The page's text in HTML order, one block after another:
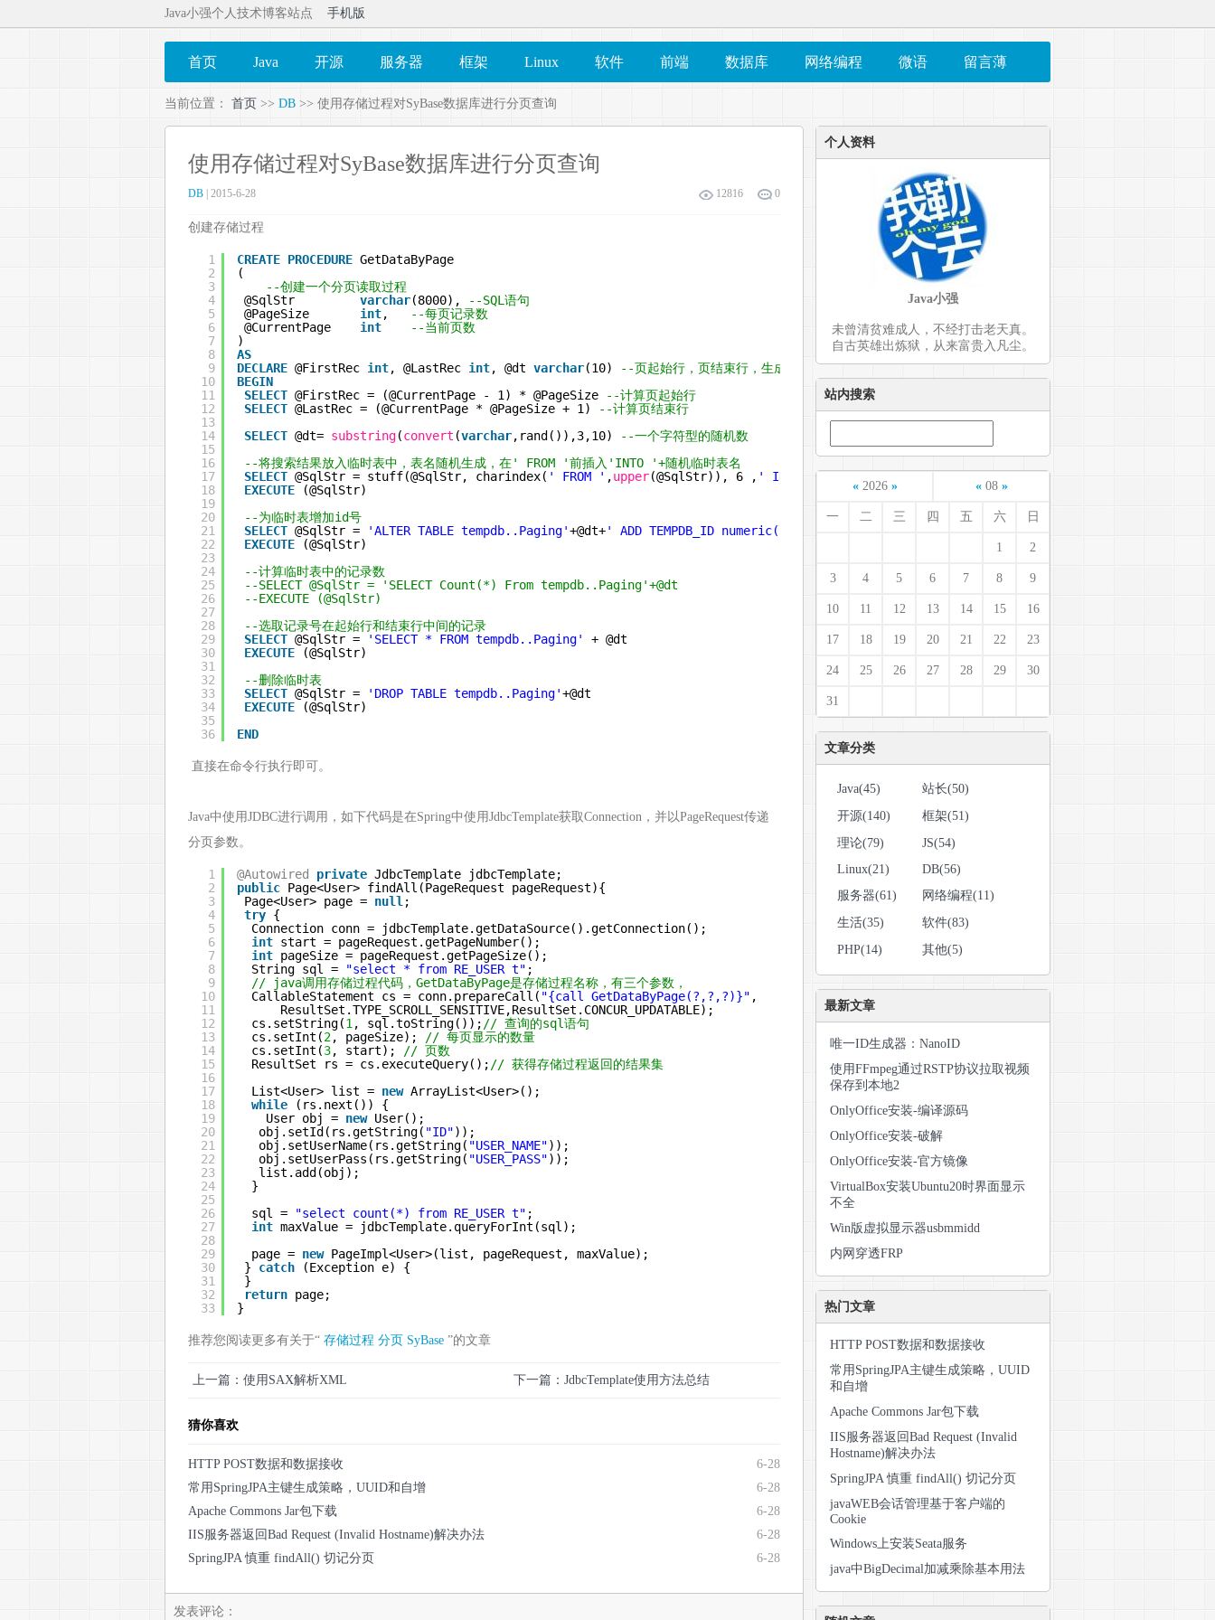
Java小强个人技术博客站点 手机版
首页 Java 开源 服务器 框架 Linux 软件 前端 数据库 网络编程 微语 留言薄
当前位置： 首页 >> DB >> 使用存储过程对SyBase数据库进行分页查询
使用存储过程对SyBase数据库进行分页查询
12816 0
DB | 2015-6-28
创建存储过程
1
2
3
4
5
6
7
8
9
10
11
12
13
14
15
16
17
18
19
20
21
22
23
24
25
26
27
28
29
30
31
32
33
34
35
36
CREATE PROCEDURE GetDataByPage
(
--创建一个分页读取过程
@SqlStr varchar(8000),
--SQL语句
@PageSize int,
--每页记录数
@CurrentPage int
--当前页数
)
AS
DECLARE @FirstRec int, @LastRec int, @dt varchar(10)
--页起始行，页结束行，生成临时表的随机数
BEGIN
SELECT @FirstRec = (@CurrentPage - 1) * @PageSize
--计算页起始行
SELECT @LastRec = (@CurrentPage * @PageSize + 1)
--计算页结束行
SELECT @dt= substring(convert (varchar,rand()),3,10)
--一个字符型的随机数
--将搜索结果放入临时表中，表名随机生成，在' FROM '前插入'INTO '+随机临时表名
SELECT @SqlStr = stuff(@SqlStr, charindex( ' FROM ' ,upper(@SqlStr)), 6 , ' INTO tempdb..Paging'
EXECUTE
(@SqlStr)
--为临时表增加id号
SELECT @SqlStr = 'ALTER TABLE tempdb..Paging'+@dt+' ADD TEMPDB_ID numeric(10) IDENTITY PRIMARY KEY'
EXECUTE
(@SqlStr)
--计算临时表中的记录数
--SELECT @SqlStr = 'SELECT Count(*) From tempdb..Paging'+@dt
--EXECUTE (@SqlStr)
--选取记录号在起始行和结束行中间的记录
SELECT @SqlStr = 'SELECT * FROM tempdb..Paging' + @dt                      + ' WHERE TEMPDB_ID > ' + convert (varchar
EXECUTE
(@SqlStr)
--删除临时表
SELECT @SqlStr = 'DROP TABLE tempdb..Paging'+@dt
EXECUTE
(@SqlStr)
END
直接在命令行执行即可。
Java中使用JDBC进行调用，如下代码是在Spring中使用JdbcTemplate获取Connection，并以PageRequest传递
分页参数。
1
2
3
4
5
6
7
8
9
10
11
12
13
14
15
16
17
18
19
20
21
22
23
24
25
26
27
28
29
30
31
32
33
@Autowired private JdbcTemplate jdbcTemplate;
public Page<User> findAll(PageRequest pageRequest){
Page<User> page = null ;
try {
Connection conn = jdbcTemplate.getDataSource().getConnection();
int start = pageRequest.getPageNumber();
int pageSize = pageRequest.getPageSize();
String sql =
"select * from RE_USER t" ;
// java调用存储过程代码，GetDataByPage是存储过程名称，有三个参数，
CallableStatement cs = conn.prepareCall( "{call GetDataByPage(?,?,?)}" ,
ResultSet.TYPE_SCROLL_SENSITIVE,ResultSet.CONCUR_UPDATABLE);
cs.setString(1 , sql.toString()); // 查询的sql语句
cs.setInt(2, pageSize);
// 每页显示的数量
cs.setInt(3, start);
// 页数
ResultSet rs = cs.executeQuery(); // 获得存储过程返回的结果集
List<User> list = new ArrayList<User>();
while
(rs.next()) {
User obj = new User();
obj.setId(rs.getString( "ID"));
obj.setUserName(rs.getString( "USER_NAME"));
obj.setUserPass(rs.getString( "USER_PASS"));
list.add(obj);
}
sql =
"select count(*) from RE_USER t" ;
int maxValue = jdbcTemplate.queryForInt(sql);
page = new PageImpl<User>(list, pageRequest, maxValue);
} catch
(Exception e) {
}
return page;
}
推荐您阅读更多有关于“ 存储过程 分页 SyBase ”的文章
上一篇：使用SAX解析XML 下一篇：JdbcTemplate使用方法总结
猜你喜欢
6-28
HTTP POST数据和数据接收
6-28
常用SpringJPA主键生成策略，UUID和自增
6-28
Apache Commons Jar包下载
6-28
IIS服务器返回Bad Request (Invalid Hostname)解决办法
6-28
SpringJPA 慎重 findAll() 切记分页
发表评论：
个人资料
Java小强
未曾清贫难成人，不经打击老天真。
自古英雄出炼狱，从来富贵入凡尘。
站内搜索
« 2026» « 08»
一 二 三 四 五 六 日
1 2
3 4 5 6 7 8 9
10 11 12 13 14 15 16
17 18 19 20 21 22 23
24 25 26 27 28 29 30
31
文章分类
Java(45)
站长(50)
开源(140)
框架(51)
理论(79)
JS(54)
Linux(21)
DB(56)
服务器(61)
网络编程(11)
生活(35)
软件(83)
PHP(14)
其他(5)
最新文章
唯一ID生成器：NanoID
使用FFmpeg通过RSTP协议拉取视频
保存到本地2
OnlyOffice安装-编译源码
OnlyOffice安装-破解
OnlyOffice安装-官方镜像
VirtualBox安装Ubuntu20时界面显示
不全
Win版虚拟显示器usbmmidd
内网穿透FRP
热门文章
HTTP POST数据和数据接收
常用SpringJPA主键生成策略，UUID
和自增
Apache Commons Jar包下载
IIS服务器返回Bad Request (Invalid
Hostname)解决办法
SpringJPA 慎重 findAll() 切记分页
javaWEB会话管理基于客户端的
Cookie
Windows上安装Seata服务
java中BigDecimal加减乘除基本用法